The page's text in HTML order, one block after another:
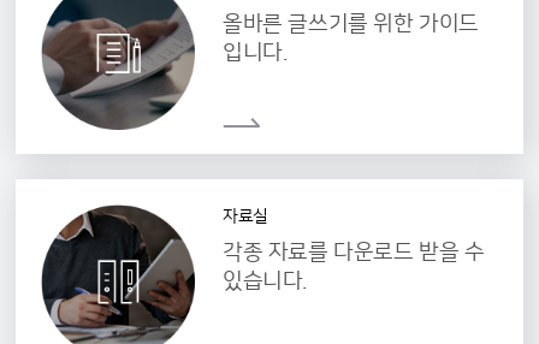
올바른 글쓰기를 위한 가이드
입니다.
자료실
각종 자료를 다운로드 받을 수
있습니다.